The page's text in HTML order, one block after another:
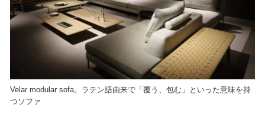
Velar modular sofa。ラテン語由来で「覆う、包む」といった意味を持
つソファ